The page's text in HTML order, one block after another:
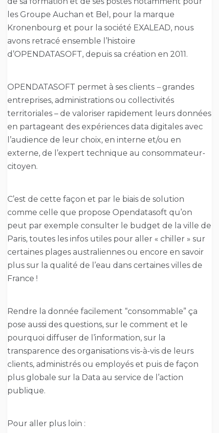
les Groupe Auchan et Bel, pour la marque
Kronenbourg et pour la société EXALEAD, nous
avons retracé ensemble l’histoire
d’OPENDATASOFT, depuis sa création en 2011.
OPENDATASOFT permet à ses clients –grandes
entreprises, administrations ou collectivités
territoriales – de valoriser rapidement leurs données
en partageant des expériences data digitales avec
l’audience de leur choix, en interne et/ou en
externe, de l’expert technique au consommateur-
citoyen.
C’est de cette façon et par le biais de solution
comme celle que propose Opendatasoft qu’on
peut par exemple consulter le budget de la ville de
Paris, toutes les infos utiles pour aller « chiller » sur
certaines plages australiennes ou encore en savoir
plus sur la qualité de l’eau dans certaines villes de
France !
Rendre la donnée facilement “consommable” ça
pose aussi des questions, sur le comment et le
pourquoi diffuser de l’information, sur la
transparence des organisations vis-à-vis de leurs
clients, administrés ou employés et puis de façon
plus globale sur la Data au service de l’action
publique.
Pour aller plus loin :